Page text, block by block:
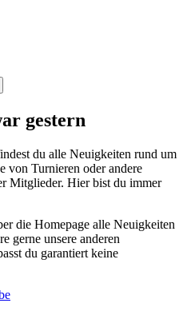
gestern
du alle Neuigkeiten rund um
von Turnieren oder andere
Mitglieder. Hier bist du immer
die Homepage alle Neuigkeiten
gerne unsere anderen
du garantiert keine